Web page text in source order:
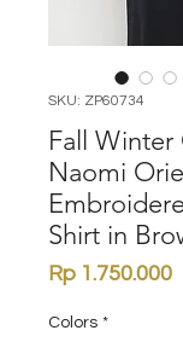
SKU: ZP60734
Fall
Naomi
Shirt in
Rp 1.750.000
Colors *